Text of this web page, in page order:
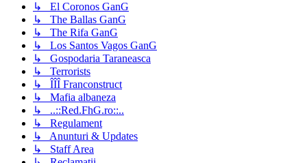
↳ El Coronos GanG
↳ The Ballas GanG
↳ The Rifa GanG
↳ Los Santos Vagos GanG
↳ Gospodaria Taraneasca
↳ Terrorists
↳ ÎÎÎ Franconstruct
↳ Mafia albaneza
↳ ..::Red.FhG.ro::..
↳ Regulament
↳ Anunturi & Updates
↳ Staff Area